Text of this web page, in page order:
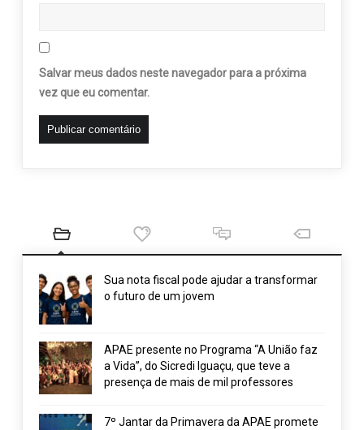
Salvar meus dados neste navegador para a próxima
vez que eu comentar.
Sua nota fiscal pode ajudar a transformar
o futuro de um jovem
APAE presente no Programa “A União faz
a Vida”, do Sicredi Iguaçu, que teve a
presença de mais de mil professores
7º Jantar da Primavera da APAE promete